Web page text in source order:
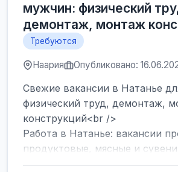
мужчин: физический
демонтаж, монтаж
Требуются
Наария Опубликовано:
Свежие вакансии в Натанье
физический труд, демонтаж,
конструкций<br />
Работа в Натанье: вакансии
продуктовые, мясные и
лавки<br />